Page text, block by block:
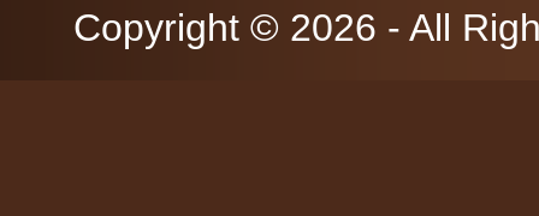
Copyright © 2026 - All